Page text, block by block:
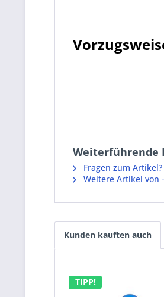
Weiterführende
Fragen zum Artikel?
Weitere Artikel von -
Kunden kauften auch
TIPP!